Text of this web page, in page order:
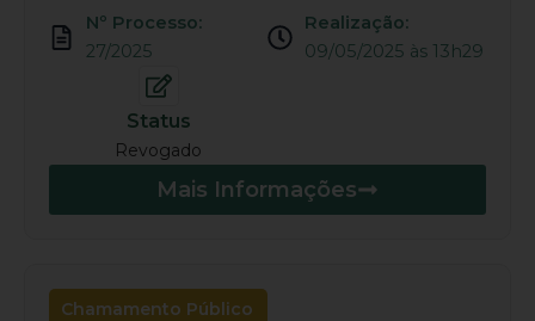
Nº Processo:
27/2025
Realização:
09/05/2025 às 13h29
Status
Revogado
Mais Informações
Chamamento Público